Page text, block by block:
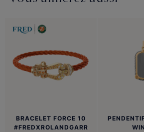
BRACELET FORCE 10
#FREDXROLANDGARR